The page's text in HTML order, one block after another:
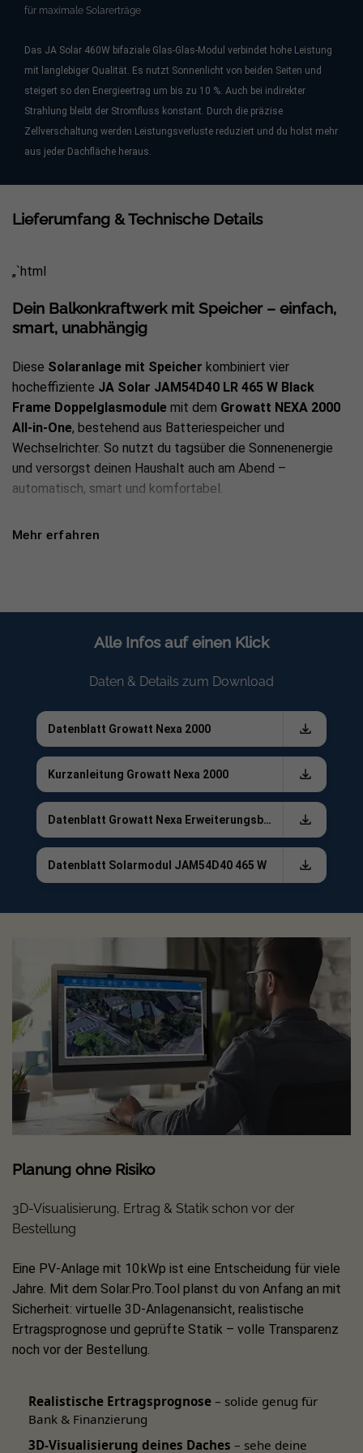
für maximale Solarerträge
Das JA Solar 460W bifaziale Glas-Glas-Modul verbindet hohe Leistung
mit langlebiger Qualität. Es nutzt Sonnenlicht von beiden Seiten und
steigert so den Energieertrag um bis zu 10 %. Auch bei indirekter
Strahlung bleibt der Stromfluss konstant. Durch die präzise
Zellverschaltung werden Leistungsverluste reduziert und du holst mehr
aus jeder Dachfläche heraus.
Lieferumfang & Technische Details
„`html
Dein Balkonkraftwerk mit Speicher – einfach,
smart, unabhängig
Diese Solaranlage mit Speicher kombiniert vier
hocheffiziente JA Solar JAM54D40 LR 465 W Black
Frame Doppelglasmodule mit dem Growatt NEXA 2000
All-in-One, bestehend aus Batteriespeicher und
Wechselrichter. So nutzt du tagsüber die Sonnenenergie
und versorgst deinen Haushalt auch am Abend –
automatisch, smart und komfortabel.
Lieferumfang
Batteriespeicher mit ca. 2.048 Wh
1 × AC-Anschlusskabel, 5 m
PV-Verlängerungskabel mit MC4-Steckverbindern, 3 m
Montagezubehör mit Fix-Brackets, MC4-
Entriegelungswerkzeug und Plug-Cover
Dokumentation und Quick-Start-Guide
Je nach gewählter Variante zusätzlich: 1, 2 oder 3 Erweiterungsbatterien
mit jeweils ca. 2.048 Wh, stapelbar.
✅ Gesetzlicher Hinweis:
⚠️ Balkonkraftwerke bis 800 W Einspeisung gelten als
steckerfertig. Bei höheren Leistungen sowie bei
Systemen mit Speicher oder All-in-One-Geräten – also
Systemen mit integriertem Wechselrichter und
Batteriespeicher – können zusätzliche technische
Anforderungen gelten. Bitte prüfe vor dem Anschluss die
aktuell gültigen VDE-Vorgaben, unter anderem zur
Installation durch eine Elektrofachkraft, oder nutze die
Unterstützung eines Fachbetriebs. Bei Fragen oder
Unklarheiten stehen wir dir jederzeit gern beratend zur
Warum dieses Set?
All-in-One-Komfort:Wechselrichter und Speicher sind
in einem Gerät vereint. Das sorgt für eine ordentliche,
platzsparende und komfortable Installation.
800 W Einspeisung und Off-Grid-Ausgang:
Die
Einspeiseleistung in das Hausnetz beträgt bis zu 800 W
technischen Voraussetzungen auf bis zu 1.000 W
angepasst werden. Ein separater Off-Grid-Ausgang kann
ausgewählte Verbraucher versorgen.
Mehr erfahren
Alle Infos auf einen Klick
Daten & Details zum Download
Datenblatt Growatt Nexa 2000
Kurzanleitung Growatt Nexa 2000
Datenblatt Growatt Nexa Erweiterungsbatterie
Datenblatt Solarmodul JAM54D40 465 W
Planung ohne Risiko
3D-Visualisierung, Ertrag & Statik schon vor der
Bestellung
Eine PV-Anlage mit 10 kWp ist eine Entscheidung für viele
Jahre. Mit dem Solar.Pro.Tool planst du von Anfang an mit
Sicherheit: virtuelle 3D-Anlagenansicht, realistische
Ertragsprognose und geprüfte Statik – volle Transparenz
noch vor der Bestellung.
Realistische Ertragsprognose – solide genug für
Bank & Finanzierung
3D-Visualisierung deines Daches – sehe deine